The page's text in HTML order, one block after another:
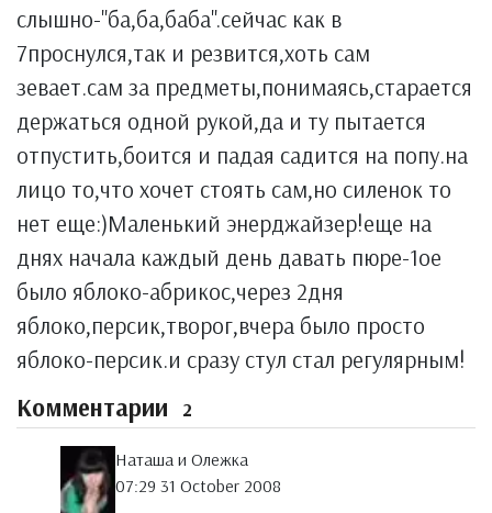
слышно-''ба,ба,баба''.сейчас как в
7проснулся,так и резвится,хоть сам
зевает.сам за предметы,понимаясь,старается
держаться одной рукой,да и ту пытается
отпустить,боится и падая садится на попу.на
лицо то,что хочет стоять сам,но силенок то
нет еще:)Маленький энерджайзер!еще на
днях начала каждый день давать пюре-1ое
было яблоко-абрикос,через 2дня
яблоко,персик,творог,вчера было просто
яблоко-персик.и сразу стул стал регулярным!
Комментарии 2
Наташа и Олежка
07:29 31 October 2008